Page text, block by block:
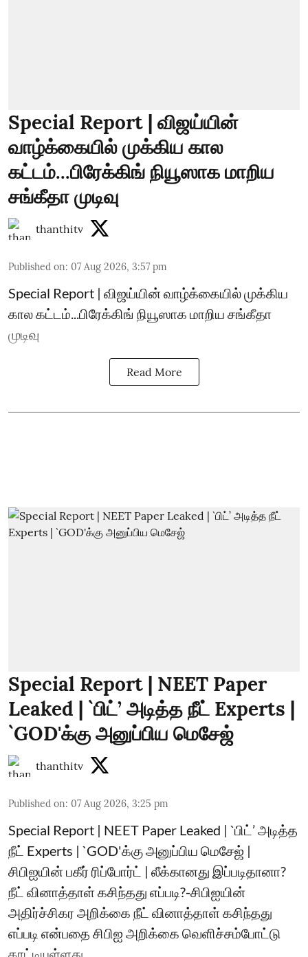
Special Report | விஜய்யின்
வாழ்க்கையில் முக்கிய கால
கட்டம்...பிரேக்கிங் நியூஸாக மாறிய
சங்கீதா முடிவு
thanthitv
Published on: 07 Aug 2026, 3:57 pm
Special Report | விஜய்யின் வாழ்க்கையில் முக்கிய
கால கட்டம்...பிரேக்கிங் நியூஸாக மாறிய சங்கீதா
முடிவு
Read More
Special Report | NEET Paper
Leaked | `பிட்’ அடித்த நீட் Experts |
`GOD'க்கு அனுப்பிய மெசேஜ்
thanthitv
Published on: 07 Aug 2026, 3:25 pm
Special Report | NEET Paper Leaked | `பிட்’ அடித்த
நீட் Experts | `GOD'க்கு அனுப்பிய மெசேஜ் |
சிபிஐயின் பகீர் ரிப்போர்ட் | லீக்கானது இப்படிதானா?
நீட் வினாத்தாள் கசிந்தது எப்படி?-சிபிஐயின்
அதிர்ச்சிகர அறிக்கை நீட் வினாத்தாள் கசிந்தது
எப்படி என்பதை சிபிஐ அறிக்கை வெளிச்சம்போட்டு
காட்டியுள்ளது